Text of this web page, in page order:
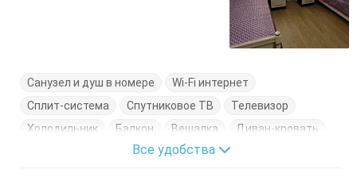
Санузел и душ в номере
Wi-Fi интернет
Сплит-система
Спутниковое ТВ
Телевизор
Холодильник
Балкон Вешалка
Диван-кровать
Кровати двуспальные
Кровати односпальные
Все удобства